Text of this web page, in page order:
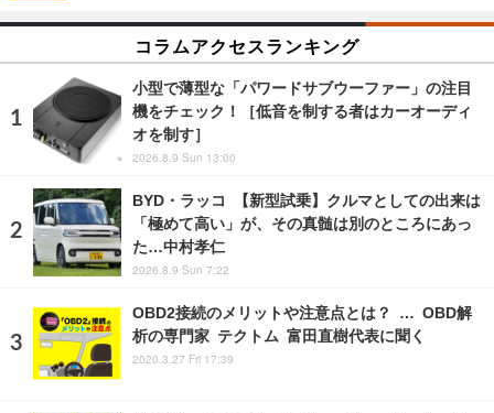
コラムアクセスランキング
小型で薄型な「パワードサブウーファー」の注目
機をチェック！［低音を制する者はカーオーディ
オを制す］
2026.8.9 Sun 13:00
BYD・ラッコ 【新型試乗】クルマとしての出来は
「極めて高い」が、その真髄は別のところにあっ
た…中村孝仁
2026.8.9 Sun 7:22
OBD2接続のメリットや注意点とは？ … OBD解
析の専門家 テクトム 富田直樹代表に聞く
2020.3.27 Fri 17:39